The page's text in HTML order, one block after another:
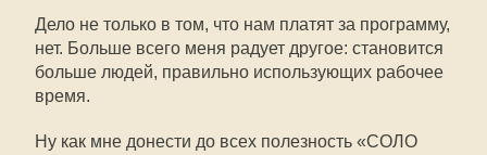
Дело не только в том, что нам платят за программу,
нет. Больше всего меня радует другое: становится
больше людей, правильно использующих рабочее
время.
Ну как мне донести до всех полезность «СОЛО